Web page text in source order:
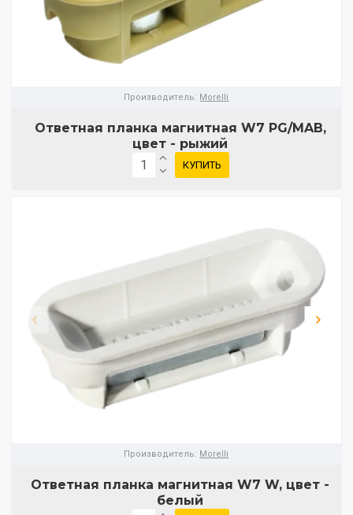
Производитель: Morelli
Ответная планка магнитная W7 PG/MAB,
цвет - рыжий
КУПИТЬ
Производитель: Morelli
Ответная планка магнитная W7 W, цвет -
белый